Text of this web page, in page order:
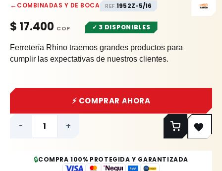
←COMBINADAS Y DE BOCA REF.1952Z-5/16
$ 17.400 ✓ 3 DISPONIBLES
Ferretería Rhino traemos grandes productos para
cumplir las expectativas de nuestros clientes.
- +
⚡ COMPRAR AHORA
🔒COMPRA 100% PROTEGIDA Y GARANTIZADA